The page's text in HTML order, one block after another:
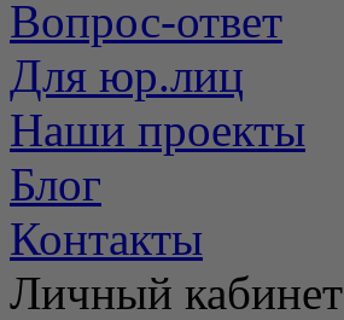
Вопрос-ответ
Для юр.лиц
Наши проекты
Блог
Контакты
Личный кабинет